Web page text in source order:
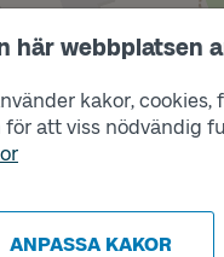
här webbplatsen
kakor,
för att viss nödvändig
ANPASSA KAKOR